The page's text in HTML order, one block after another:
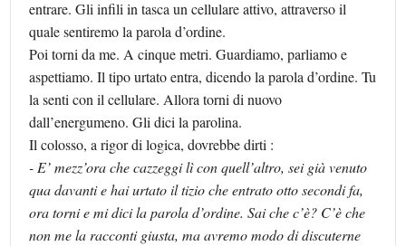
entrare. Gli infili in tasca un cellulare attivo, attraverso il
quale sentiremo la parola d’ordine.
Poi torni da me. A cinque metri. Guardiamo, parliamo e
aspettiamo. Il tipo urtato entra, dicendo la parola d’ordine. Tu
la senti con il cellulare. Allora torni di nuovo
dall’energumeno. Gli dici la parolina.
Il colosso, a rigor di logica, dovrebbe dirti :
- E’ mezz’ora che cazzeggi lì con quell’altro, sei già venuto
qua davanti e hai urtato il tizio che entrato otto secondi fa,
ora torni e mi dici la parola d’ordine. Sai che c’è? C’è che
non me la racconti giusta, ma avremo modo di discuterne